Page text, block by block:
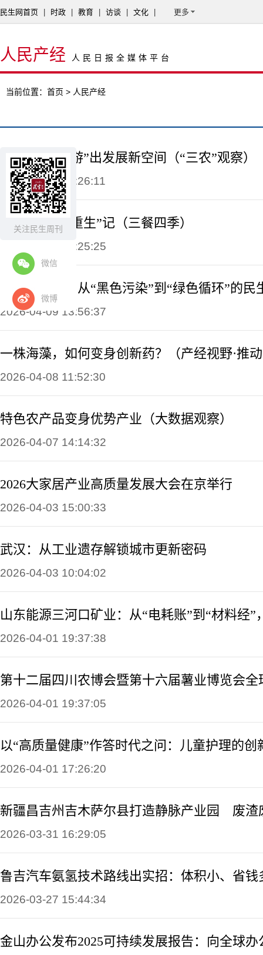
关注民生周刊
微信
微博
民生网首页 时政 教育 访谈 文化 更多
人民产经 人民日报全媒体平台
当前位置： 首页 > 人民产经
一条鱼何以“游”出发展新空间（“三农”观察）
2026-04-10 15:26:11
宁德大黄鱼“重生”记（三餐四季）
2026-04-10 15:25:25
废油重生记：从“黑色污染”到“绿色循环”的民
2026-04-09 13:56:37
2026-04-08 11:52:30
特色农产品变身优势产业（大数据观察）
2026-04-07 14:14:32
2026大家居产业高质量发展大会在京举行
2026-04-03 15:00:33
武汉：从工业遗存解锁城市更新密码
2026-04-03 10:04:02
2026-04-01 19:37:38
2026-04-01 19:37:05
以“高质量健康”作答时代之问：儿童护理的创
2026-04-01 17:26:20
2026-03-31 16:29:05
鲁吉汽车氨氢技术路线出实招：体积小、省钱
2026-03-27 15:44:34
金山办公发布2025可持续发展报告：向全球